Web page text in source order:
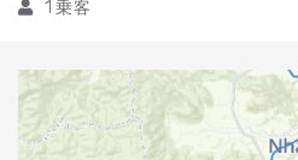
1 乗客